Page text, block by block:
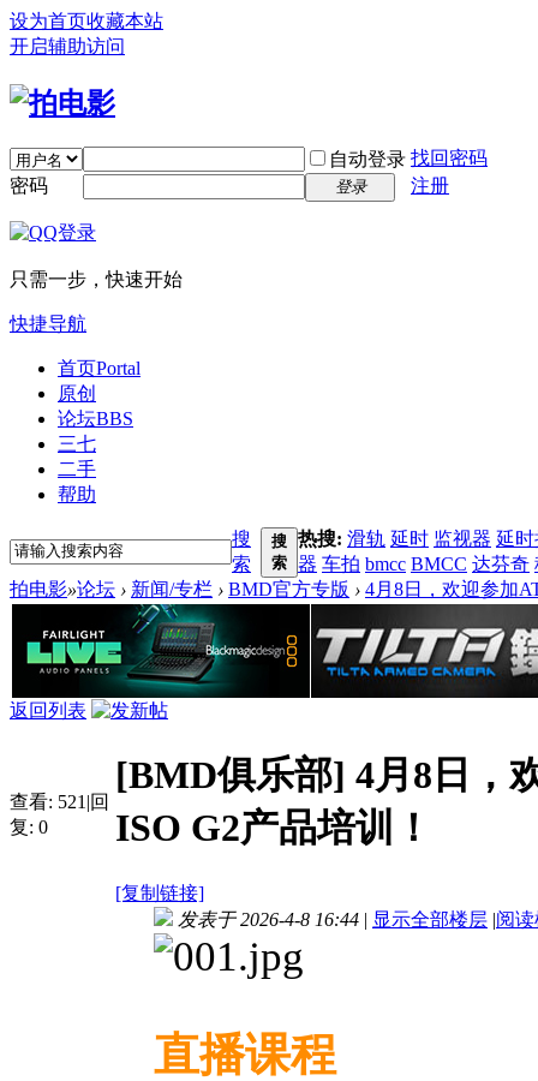
设为首页收藏本站
开启辅助访问
自动登录 找回密码
密码
登录 注册
只需一步，快速开始
快捷导航
首页Portal
原创
论坛BBS
三七
二手
帮助
搜
索
搜
索
热搜: 滑轨 延时 监视器 延
器 车拍 bmcc BMCC 达芬奇
拍电影»论坛 › 新闻/专栏 › BMD官方专版 › 4月8日，欢迎参加
返回列表
查看: 521 |回
复: 0
[BMD俱乐部] 4月8日，
ISO G2产品培训！
[复制链接]
发表于 2026-4-8 16:44 | 显示全部楼层 |阅
直播课程